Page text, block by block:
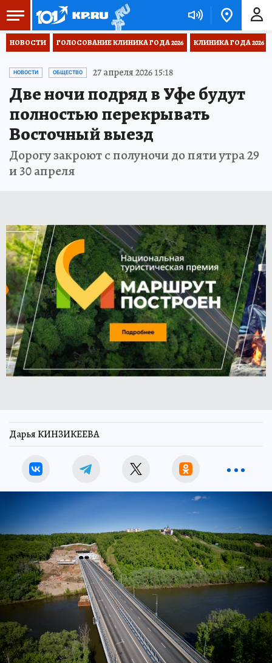
НОВОСТИ ГОЛОСОВАНИЕ КЛИНИКА ГОДА 2026 КЛИНИКА ГОДА 2026
НОВОСТИ ОБЩЕСТВО 27 апреля 2026 15:18
Две ночи подряд в Уфе будут
полностью перекрывать
Восточный выезд
Дорогу закроют с полуночи до пяти утра 29
и 30 апреля
Дарья КИНЗИКЕЕВА